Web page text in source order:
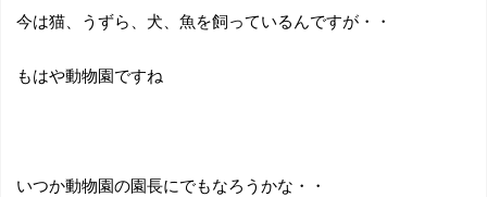
今は猫、うずら、犬、魚を飼っているんですが・・
もはや動物園ですね
いつか動物園の園長にでもなろうかな・・